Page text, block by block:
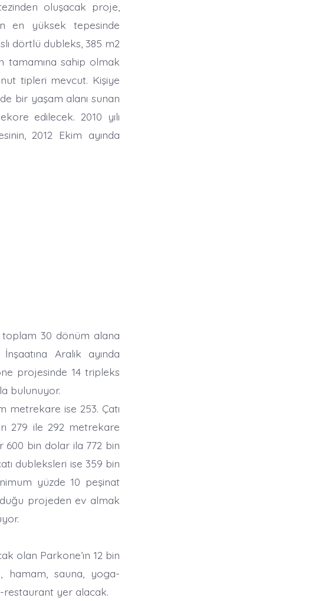
oluşacak proje,
en yüksek tepesinde
dörtlü dubleks, 385 m2
tamamına sahip olmak
tipleri mevcut. Kişiye
bir yaşam alanı sunan
edilecek. 2010 yılı
2012 Ekim ayında
30 dönüm alana
Aralık ayında
projesinde 14 tripleks
bulunuyor.
metrekare ise 253. Çatı
279 ile 292 metrekare
600 bin dolar ila 772 bin
dubleksleri ise 359 bin
yüzde 10 peşinat
projeden ev almak
olan Parkone’ın 12 bin
hamam, sauna, yoga-
restaurant yer alacak.